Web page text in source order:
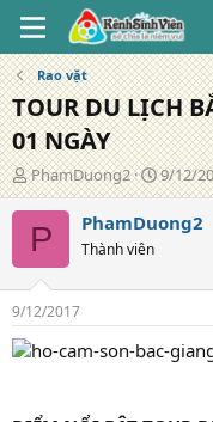
Rao vặt
TOUR DU LỊCH
01 NGÀY
T
á
c
g
ả
PhamDuong2
N
g
à
g
9/12/
P PhamDuong2
Thành viên
9/12/2017